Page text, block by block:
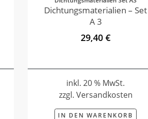
Dichtungsmaterialien – Set
A 3
29,40 €
inkl. 20 % MwSt.
zzgl. Versandkosten
IN DEN WARENKORB